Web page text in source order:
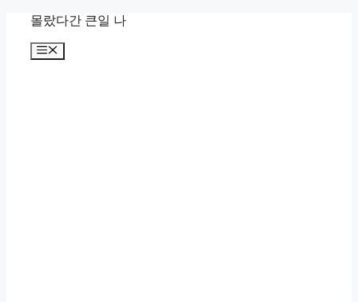
몰랐다간 큰일 나
메